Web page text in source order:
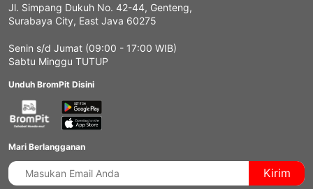
Jl. Simpang Dukuh No. 42-44, Genteng,
Surabaya City, East Java 60275
Senin s/d Jumat (09:00 - 17:00 WIB)
Sabtu Minggu TUTUP
Unduh BromPit Disini
Mari Berlangganan
Kirim